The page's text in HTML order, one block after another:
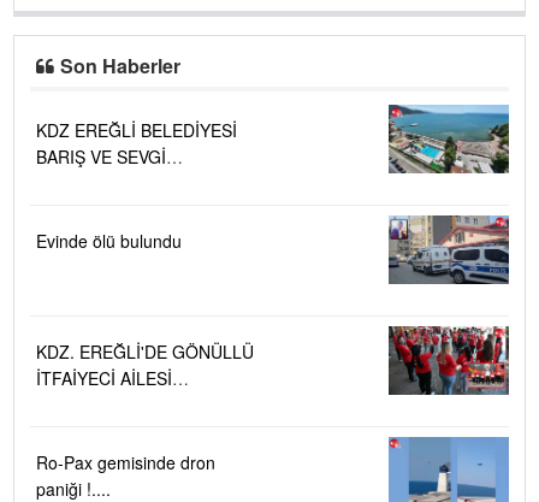
Son Haberler
KDZ EREĞLİ BELEDİYESİ
BARIŞ VE SEVGİ
Evinde ölü bulundu
KDZ. EREĞLİ'DE GÖNÜLLÜ
İTFAİYECİ AİLESİ
Ro-Pax gemisinde dron
paniği !....